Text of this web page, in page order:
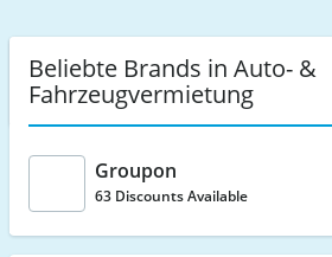
Beliebte Brands in Auto- &
Fahrzeugvermietung
Groupon
63 Discounts Available